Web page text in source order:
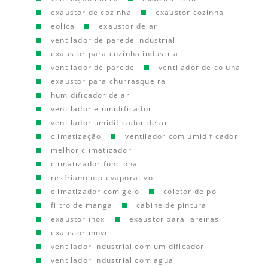
exaustor de cozinha
exaustor cozinha
eolica
exaustor de ar
ventilador de parede industrial
exaustor para cozinha industrial
ventilador de parede
ventilador de coluna
exaustor para churrasqueira
humidificador de ar
ventilador e umidificador
ventilador umidificador de ar
climatização
ventilador com umidificador
melhor climatizador
climatizador funciona
resfriamento evaporativo
climatizador com gelo
coletor de pó
filtro de manga
cabine de pintura
exaustor inox
exaustor para lareiras
exaustor movel
ventilador industrial com umidificador
ventilador industrial com agua